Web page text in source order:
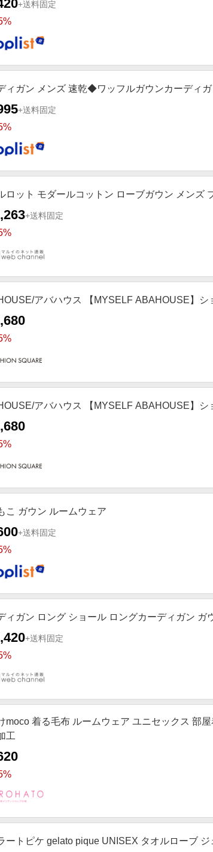
+送料固定
ィガン メンズ 速乾◆ワッフルガウンカーディ
+送料固定
ロット モダールコットン ローブガウン メンズ
+送料固定
アバハウス 【MYSELF ABAHOUSE】シ
アバハウス 【MYSELF ABAHOUSE】シ
こ ガウン ルームウェア
+送料固定
ィガン ロング ショール ロングカーディガン ガ
+送料固定
moco 着る毛布 ルームウェア ユニセックス 部
工
ートピケ gelato pique UNISEX タオルローブ